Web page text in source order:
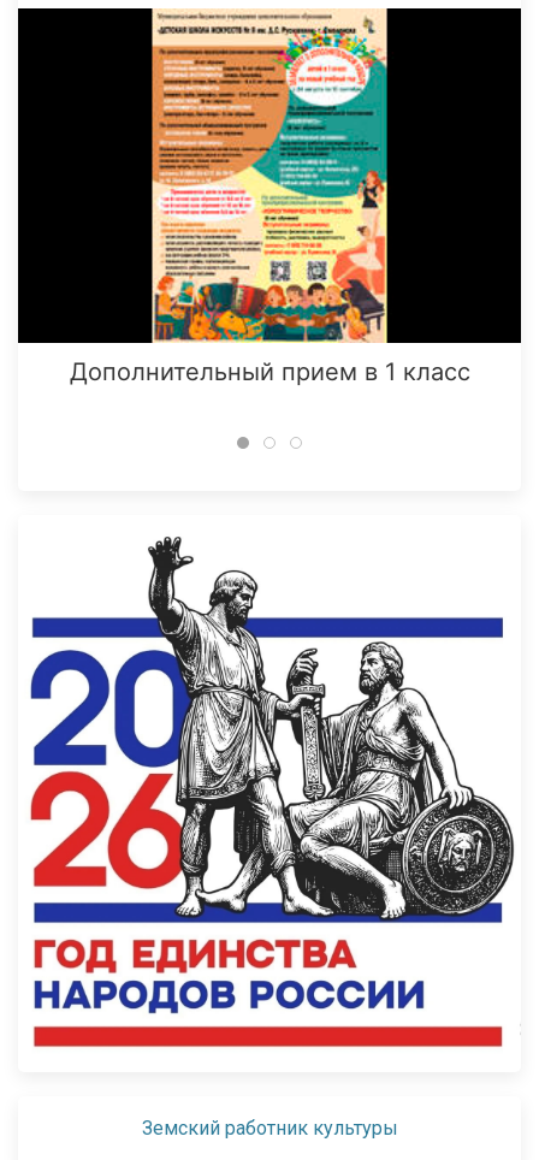
Дополнительный прием в 1 класс
Земский работник культуры